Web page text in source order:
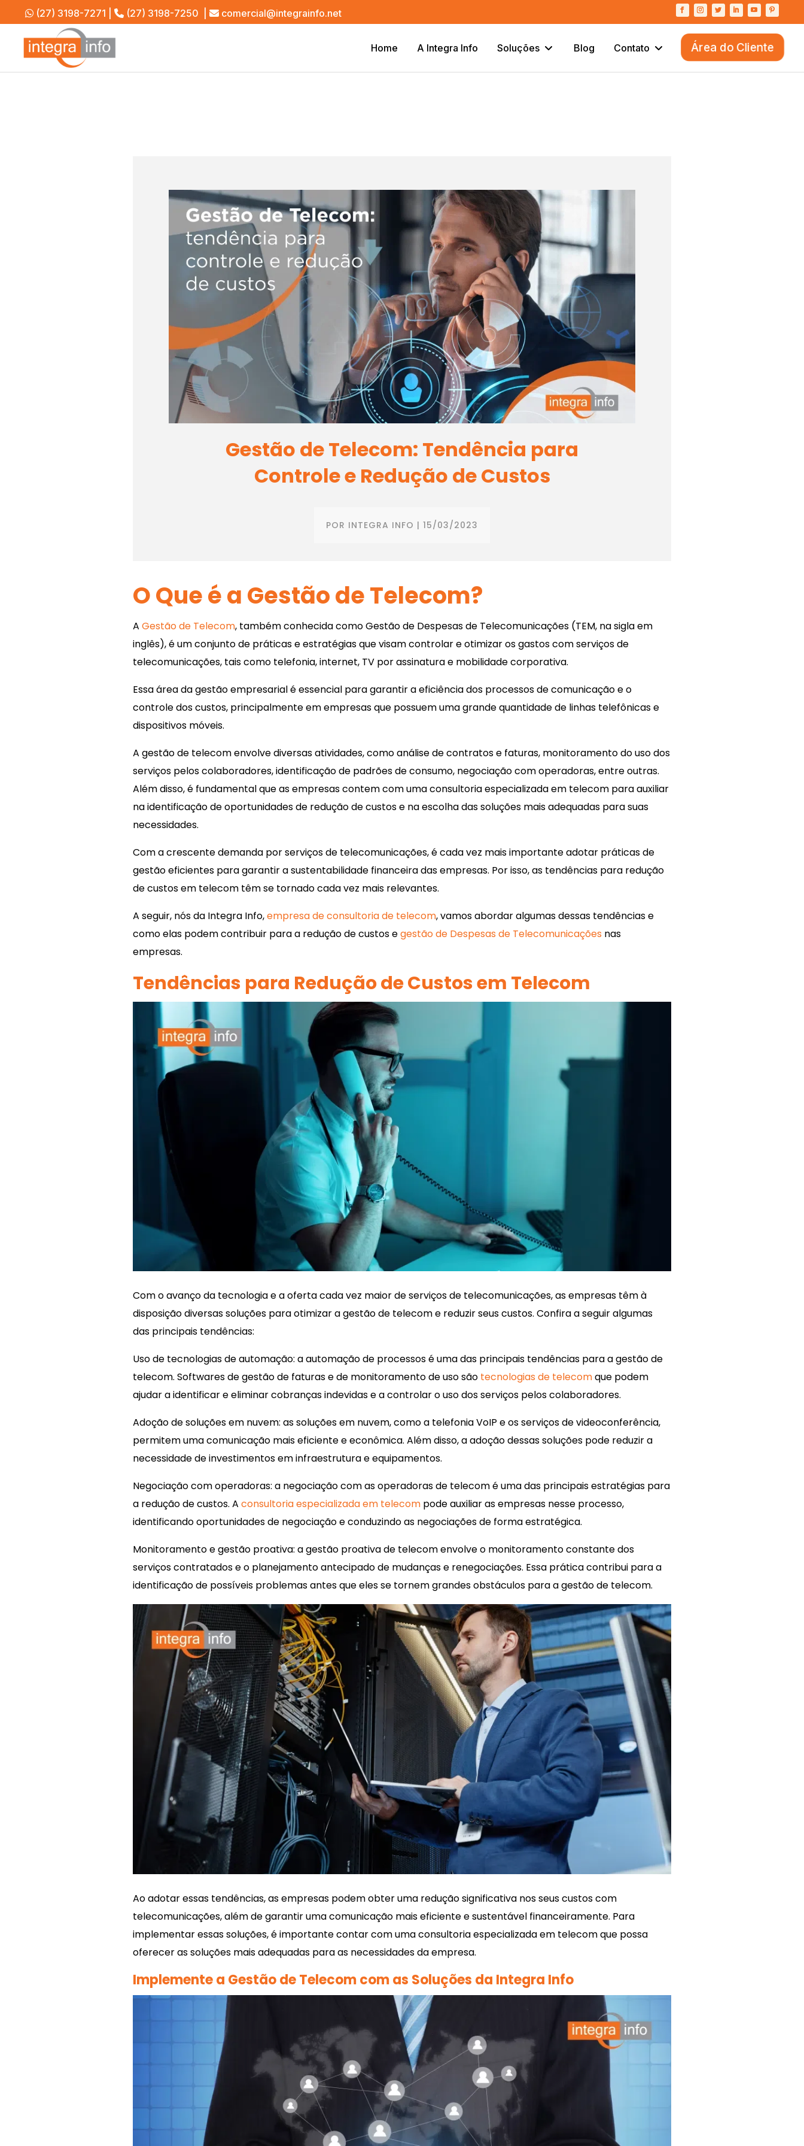
(27) 3198-7271 (27) 3198-7250 comercial@integrainfo.net
Home A Integra Info Soluções Blog Contato Área do Cliente
Gestão de Telecom: Tendência para
Controle e Redução de Custos
POR INTEGRA INFO | 15/03/2023
O Que é a Gestão de Telecom?
A Gestão de Telecom, também conhecida como Gestão de Despesas de Telecomunicações (TEM, na sigla em
inglês), é um conjunto de práticas e estratégias que visam controlar e otimizar os gastos com serviços de
telecomunicações, tais como telefonia, internet, TV por assinatura e mobilidade corporativa.
Essa área da gestão empresarial é essencial para garantir a eficiência dos processos de comunicação e o
controle dos custos, principalmente em empresas que possuem uma grande quantidade de linhas telefônicas e
dispositivos móveis.
A gestão de telecom envolve diversas atividades, como análise de contratos e faturas, monitoramento do uso dos
serviços pelos colaboradores, identificação de padrões de consumo, negociação com operadoras, entre outras.
Além disso, é fundamental que as empresas contem com uma consultoria especializada em telecom para auxiliar
na identificação de oportunidades de redução de custos e na escolha das soluções mais adequadas para suas
necessidades.
Com a crescente demanda por serviços de telecomunicações, é cada vez mais importante adotar práticas de
gestão eficientes para garantir a sustentabilidade financeira das empresas. Por isso, as tendências para redução
de custos em telecom têm se tornado cada vez mais relevantes.
A seguir, nós da Integra Info,empresa de consultoria de telecom, vamos abordar algumas dessas tendências e
como elas podem contribuir para a redução de custos egestão de Despesas de Telecomunicações nas
empresas.
Tendências para Redução de Custos em Telecom
Com o avanço da tecnologia e a oferta cada vez maior de serviços de telecomunicações, as empresas têm à
disposição diversas soluções para otimizar a gestão de telecom e reduzir seus custos. Confira a seguir algumas
das principais tendências:
Uso de tecnologias de automação: a automação de processos é uma das principais tendências para a gestão de
telecom. Softwares de gestão de faturas e de monitoramento de uso são tecnologias de telecomque podem
ajudar a identificar e eliminar cobranças indevidas e a controlar o uso dos serviços pelos colaboradores.
Adoção de soluções em nuvem: as soluções em nuvem, como a telefonia VoIP e os serviços de videoconferência,
permitem uma comunicação mais eficiente e econômica. Além disso, a adoção dessas soluções pode reduzir a
necessidade de investimentos em infraestrutura e equipamentos.
Negociação com operadoras: a negociação com as operadoras de telecom é uma das principais estratégias para
a redução de custos. A consultoria especializada em telecom pode auxiliar as empresas nesse processo,
identificando oportunidades de negociação e conduzindo as negociações de forma estratégica.
Monitoramento e gestão proativa: a gestão proativa de telecom envolve o monitoramento constante dos
serviços contratados e o planejamento antecipado de mudanças e renegociações. Essa prática contribui para a
identificação de possíveis problemas antes que eles se tornem grandes obstáculos para a gestão de telecom.
Ao adotar essas tendências, as empresas podem obter uma redução significativa nos seus custos com
telecomunicações, além de garantir uma comunicação mais eficiente e sustentável financeiramente. Para
implementar essas soluções, é importante contar com uma consultoria especializada em telecom que possa
oferecer as soluções mais adequadas para as necessidades da empresa.
Implemente a Gestão de Telecom com as Soluções da Integra Info